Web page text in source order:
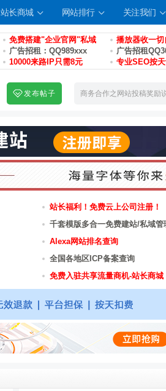
站长商城 网站排行 关注我们
免费搭建"企业官网"私域
播放器收一切
广告招租：QQ989xxx
广告招租
10000来路IP只需8元
专业SEO按
发布帖子
站长福利！免费云上公司注册！
千套模版多合一免费建站/私域管
Alexa网站排名查询
全国各地区ICP备案查询
免费入驻共享流量商机-站长商城